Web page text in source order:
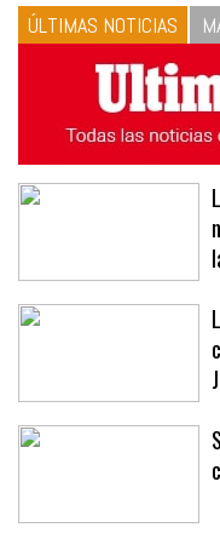
ÚLTIMAS NOTICIAS